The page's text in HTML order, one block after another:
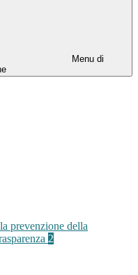
Menu di
prevenzione della
2